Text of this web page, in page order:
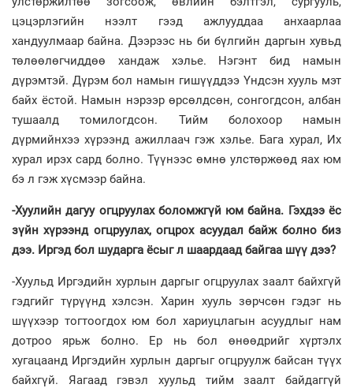
цэцэрлэгийн нээлт гээд ажлууддаа анхаарлаа
хандуулмаар байна. Дээрээс нь би бүлгийн даргын хувьд
төлөөлөгчиддөө хандаж хэлье. Нэгэнт бид намын
дүрэмтэй. Дүрэм бол намын гишүүддээ Үндсэн хууль мэт
байх ёстой. Намын нэрээр өрсөлдсөн, сонгогдсон, албан
тушаалд томилогдсон. Тийм болохоор намын
дүрмийнхээ хүрээнд ажиллаач гэж хэлье. Бага хурал, Их
хурал ирэх сард болно. Түүнээс өмнө улстөржөөд яах юм
бэ л гэж хүсмээр байна.
-Хуулийн дагуу огцруулах боломжгүй юм байна. Гэхдээ ёс
зүйн хүрээнд огцруулах, огцрох асуудал байж болно биз
дээ. Иргэд бол шударга ёсыг л шаардаад байгаа шүү дээ?
-Хуульд Иргэдийн хурлын даргыг огцруулах заалт байхгүй
гэдгийг түрүүнд хэлсэн. Харин хууль зөрчсөн гэдэг нь
шүүхээр тогтоогдох юм бол хариуцлагын асуудлыг нам
дотроо ярьж болно. Ер нь бол өнөөдрийг хүртэлх
хугацаанд Иргэдийн хурлын даргыг огцруулж байсан түүх
байхгүй. Яагаад гэвэл хуульд тийм заалт байдаггүй